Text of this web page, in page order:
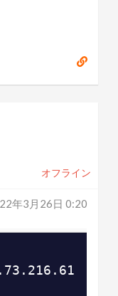
オフライン
年3月26日 0:20